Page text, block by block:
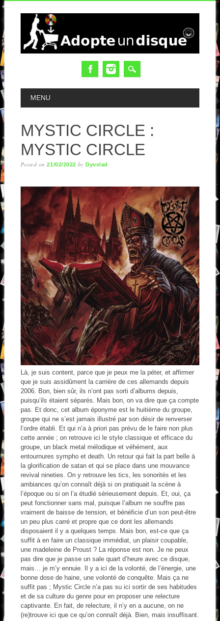
MAIN MENU
MENU
MYSTIC CIRCLE :
MYSTIC CIRCLE
Posted on21/02/2022 byDyvvlad
Là, je suis content, parce que je peux me la péter, et affirmer
que je suis assidûment la carrière de ces allemands depuis
2006. Bon, bien sûr, ils n’ont pas sorti d’albums depuis,
puisqu’ils étaient séparés. Mais bon, on va dire que ça compte
pas. Et donc, cet album éponyme est le huitième du groupe,
groupe qui ne s’est jamais illustré par son désir de renverser
l’ordre établi. Et qui n’a à priori pas prévu de le faire non plus
cette année ; on retrouve ici le style classique et efficace du
groupe, un black metal mélodique et véhément, aux
entournures sympho et death. Un retour qui fait la part belle à
la glorification de satan et qui se place dans une mouvance
revival nineties. On y retrouve les tics, les sonorités et les
ambiances qu’on connaît déjà si on pratiquait la scène à
l’époque ou si on l’a étudié sérieusement depuis. Et, oui, ça
peut fonctionner sans mal, puisque l’album ne souffre pas
vraiment de baisse de tension, et bénéficie d’un son peut-être
un peu plus carré et propre que ce dont les allemands
disposaient il y a quelques temps. Mais bon, est-ce que ça
suffit à en faire un classique immédiat, un plaisir coupable,
une madeleine de Proust ? La réponse est non. Je ne peux
pas dire que je passe un sale quart d’heure avec ce disque,
mais… je m’y ennuie. Il y a ici de la volonté, de l’énergie, une
bonne dose de haine, une volonté de conquête. Mais ça ne
suffit pas ; Mystic Circle n’a pas su ici sortir de ses habitudes
et de sa culture du genre pour en proposer une relecture
captivante. En fait, de relecture, il n’y en a aucune, on ne
(re)trouve ici que ce qu’on connaît déjà. Bien, mais insuffisant.